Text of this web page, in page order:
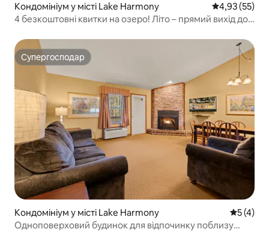
Кондомініум у місті Lake Harmony Середня
4,93 (55)
4 безкоштовні квитки на озеро! Літо – прямий вихід до
Супергосподар
Супергосподар
Кондомініум у місті Lake Harmony Середня
5 (4)
Одноповерховий будинок для відпочинку поблизу